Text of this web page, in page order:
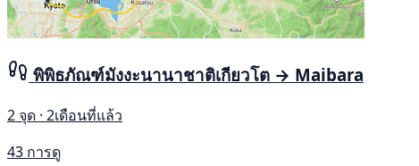
พิพิธภัณฑ์มังงะนานาชาติเกียวโต → Maibara
2 จุด · 2เดือนที่แล้ว
43 การดู